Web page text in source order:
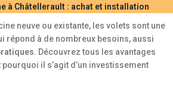
à Châtellerault : achat et installation
neuve ou existante, les volets sont une
répond à de nombreux besoins, aussi
. Découvrez tous les avantages
pourquoi il s’agit d’un investissement